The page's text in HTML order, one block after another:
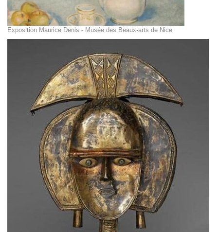
Exposition Maurice Denis - Musée des Beaux-arts de Nice